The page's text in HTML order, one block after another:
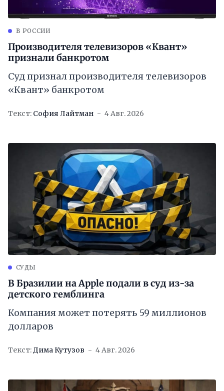
В РОССИИ
Производителя телевизоров «Квант»
признали банкротом
Суд признал производителя телевизоров
«Квант» банкротом
Текст: София Лайтман 4 Авг. 2026
СУДЫ
В Бразилии на Apple подали в суд из-за
детского гемблинга
Компания может потерять 59 миллионов
долларов
Текст:Дима Кутузов 4 Авг. 2026